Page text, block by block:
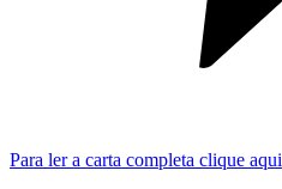
Para ler a carta completa clique aqui